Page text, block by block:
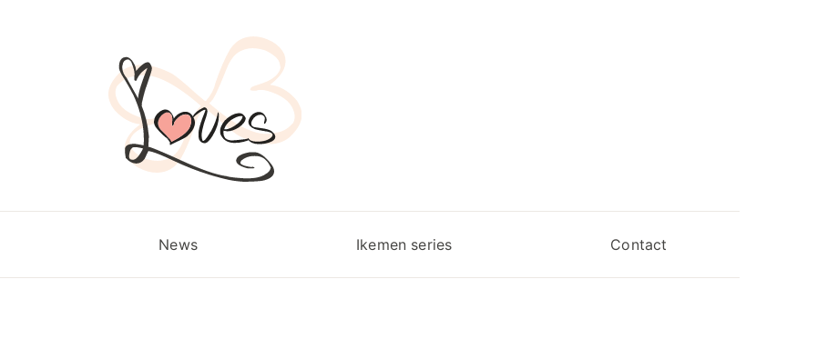
News Ikemen series Contact